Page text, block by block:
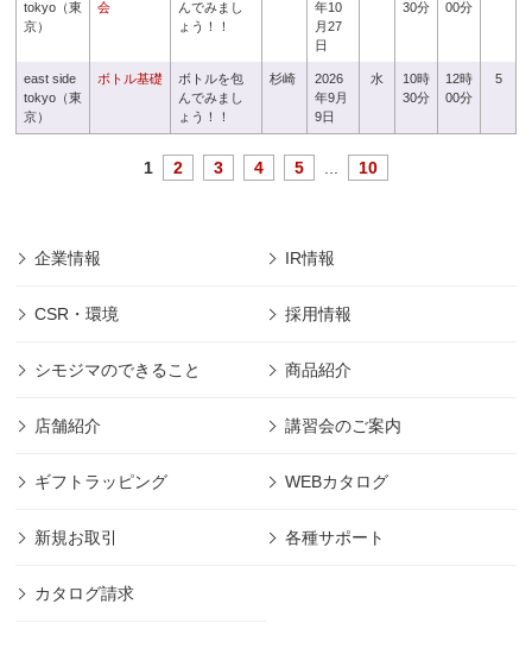
tokyo（東
京）
会
んでみまし
ょう！！
年10
月27
日
30分
00分
east side
tokyo（東
京）
ボトル基礎
ボトルを包
んでみまし
ょう！！
杉崎
2026
年9月
9日
水
10時
30分
12時
00分
5
1 2 3 4 5 10
企業情報 IR情報
CSR・環境 採用情報
シモジマのできること 商品紹介
店舗紹介 講習会のご案内
ギフトラッピング WEBカタログ
新規お取引 各種サポート
カタログ請求